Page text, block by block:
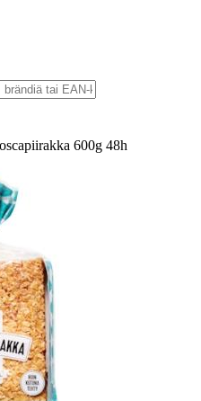
600g 48h